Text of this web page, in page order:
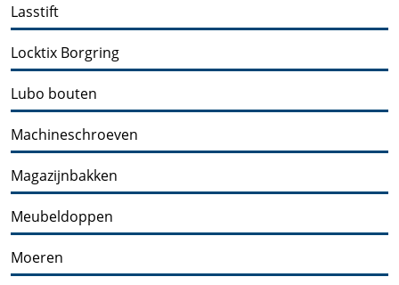
Lasstift
Locktix Borgring
Lubo bouten
Machineschroeven
Magazijnbakken
Meubeldoppen
Moeren